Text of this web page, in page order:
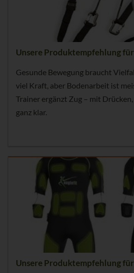
Unsere Produktempfehlung
Gesunde Bewegung braucht
viel Kraft, aber Bodenarbeit ist
Trainer ergänzt Zug – mit
ganz klar.
Unsere Produktempfehlung